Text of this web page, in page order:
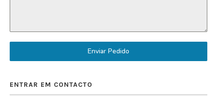
Enviar Pedido
ENTRAR EM CONTACTO